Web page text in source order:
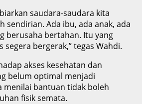
saudara-saudara kita
sendirian. Ada ibu, ada anak, ada
berusaha bertahan. Itu yang
bergerak,” tegas Wahdi.
akses kesehatan dan
belum optimal menjadi
menilai bantuan tidak boleh
fisik semata.